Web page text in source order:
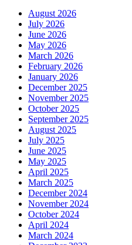
August 2026
July 2026
June 2026
May 2026
March 2026
February 2026
January 2026
December 2025
November 2025
October 2025
September 2025
August 2025
July 2025
June 2025
May 2025
April 2025
March 2025
December 2024
November 2024
October 2024
April 2024
March 2024